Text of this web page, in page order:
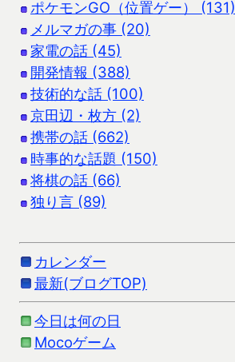
ポケモンGO（位置ゲー） (131)
メルマガの事 (20)
家電の話 (45)
開発情報 (388)
技術的な話 (100)
京田辺・枚方 (2)
携帯の話 (662)
時事的な話題 (150)
将棋の話 (66)
独り言 (89)
カレンダー
最新(ブログTOP)
今日は何の日
Mocoゲーム